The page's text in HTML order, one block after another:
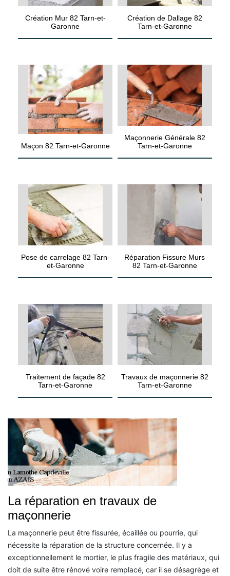
Création Mur 82 Tarn-et-
Garonne
Création de Dallage 82
Tarn-et-Garonne
Maçon 82 Tarn-et-Garonne
Maçonnerie Générale 82
Tarn-et-Garonne
Pose de carrelage 82 Tarn-
et-Garonne
Réparation Fissure Murs
82 Tarn-et-Garonne
Traitement de façade 82
Tarn-et-Garonne
Travaux de maçonnerie 82
Tarn-et-Garonne
La réparation en travaux de
maçonnerie
La maçonnerie peut être fissurée, écaillée ou pourrie, qui
nécessite la réparation de la structure concernée. Il y a
exceptionnellement le mortier, le plus fragile des matériaux, qui
doit de suite être rénové voire remplacé, car il se désagrège et